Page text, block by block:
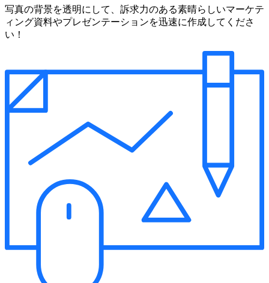
写真の背景を透明にして、訴求力のある素晴らしいマーケテ
ィング資料やプレゼンテーションを迅速に作成してくださ
い！